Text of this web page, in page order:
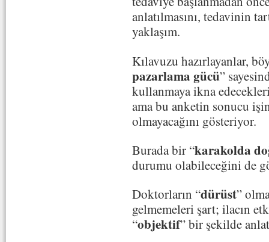
anlatılmasını, tedavinin
yaklaşım.
Kılavuzu hazırlayanlar,
pazarlama gücü”
kullanmaya ikna
ama bu anketin sonucu
olmayacağını gösteriyor.
Burada bir “karakolda
durumu olabileceğini de
Doktorların “dürüst”
gelmemeleri şart; ilacın
“objektif” bir şekilde